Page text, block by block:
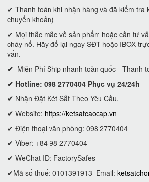
✔ Thanh toán khi nhận hàng và đã kiểm tra
chuyển khoản)
✔ Mọi thắc mắc về sản phẩm hoặc cần tư
cháy nổ. Hãy để lại ngay SĐT hoặc IBOX
vấn.
✔ Miễn Phí Ship nhanh toàn quốc - Thanh
✔ Hotline: 098 2770404 Phục vụ 24/24h
✔ Nhận Đặt Két Sắt Theo Yêu Cầu.
✔ Website: https://ketsatcaocap.vn
✔ Điện thoại văn phòng: 098 2770404
✔ Viber: +84 98 2770404
✔ WeChat ID: FactorySafes
✔Mã số thuế: 0101391913 Email: